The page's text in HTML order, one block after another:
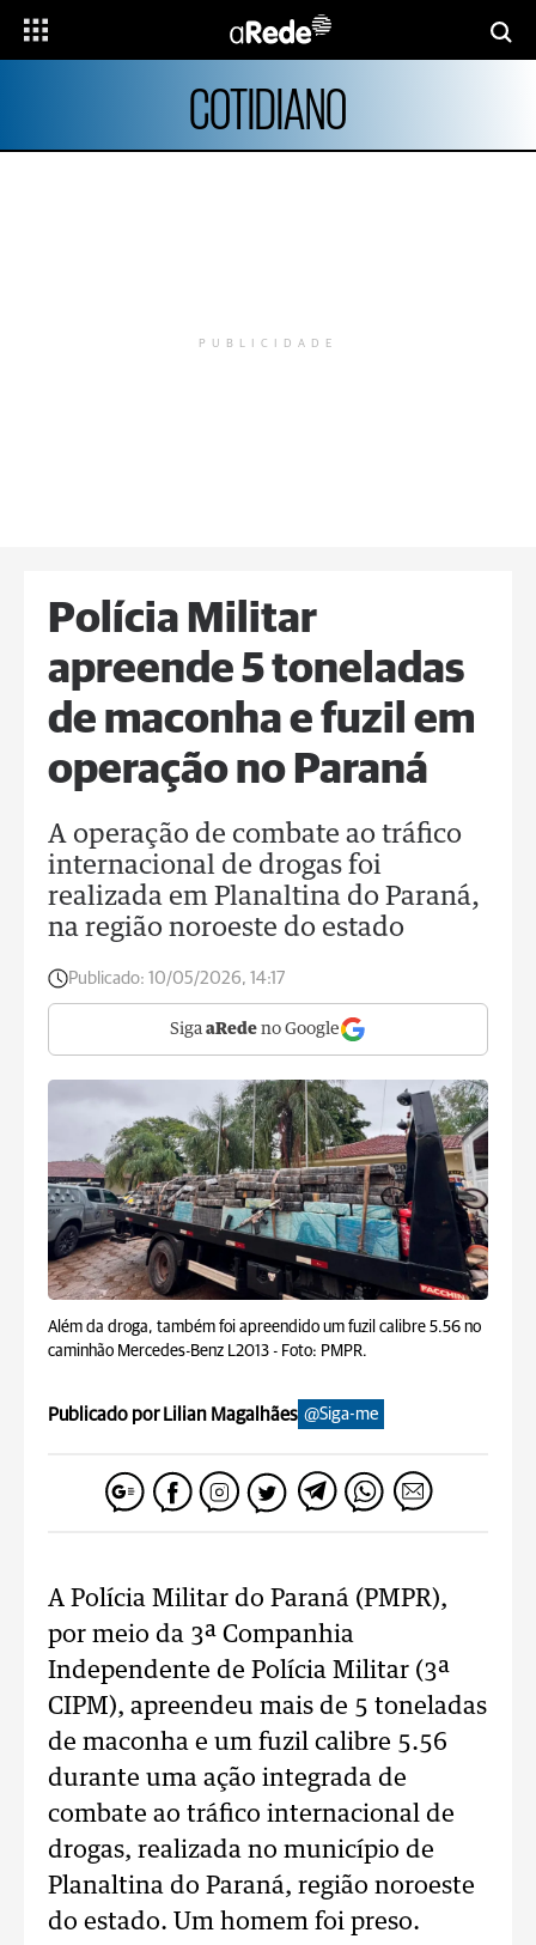
COTIDIANO
PUBLICIDADE
Polícia Militar
apreende 5 toneladas
de maconha e fuzil em
operação no Paraná
A operação de combate ao tráfico
internacional de drogas foi
realizada em Planaltina do Paraná,
na região noroeste do estado
Publicado: 10/05/2026, 14:17
Siga aRede no Google
Além da droga, também foi apreendido um fuzil calibre 5.56 no
caminhão Mercedes-Benz L2013 - Foto: PMPR.
Publicado por Lilian Magalhães @Siga-me
A Polícia Militar do Paraná (PMPR),
por meio da 3ª Companhia
Independente de Polícia Militar (3ª
CIPM), apreendeu mais de 5 toneladas
de maconha e um fuzil calibre 5.56
durante uma ação integrada de
combate ao tráfico internacional de
drogas, realizada no município de
Planaltina do Paraná, região noroeste
do estado. Um homem foi preso.